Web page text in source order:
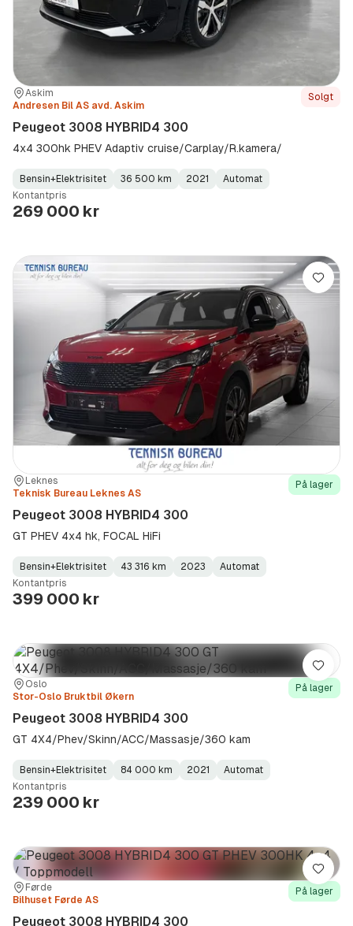
Sted:
Askim
Forhandler:
Andresen Bil AS avd. Askim
Solgt
Peugeot 3008 HYBRID4 300
4x4 300hk PHEV Adaptiv cruise/Carplay/R.kamera/
Fuel
Type:
Bensin+Elektrisitet
Kilometerstand: 36 500 km
Model
Year:
2021
Gearbox
Type:
Automat
Kontantpris
269 000 kr
Sted:Leknes
Forhandler:
Teknisk Bureau Leknes AS
På lager
Peugeot 3008 HYBRID4 300
GT PHEV 4x4 hk, FOCAL HiFi
Fuel
Type:
Bensin+Elektrisitet
Kilometerstand: 43 316 km
Model
Year:
2023
Gearbox
Type:
Automat
Kontantpris
399 000 kr
Lagre
Sted:
Oslo
Forhandler:
Stor-Oslo Bruktbil Økern
På lager
Peugeot 3008 HYBRID4 300
GT 4X4/Phev/Skinn/ACC/Massasje/360 kam
Fuel
Type:
Bensin+Elektrisitet
Kilometerstand: 84 000 km
Model
Year:
2021
Gearbox
Type:
Automat
Kontantpris
239 000 kr
Lagre
Sted:
Førde
Forhandler:
Bilhuset Førde AS
På lager
Peugeot 3008 HYBRID4 300
Lagre